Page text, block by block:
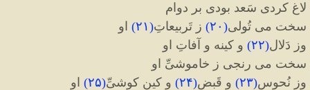
لاغ کردی سَعد بودی بر دوام
سخت می تُولی( ۲۰) ز تَربیعاتِ(۲۱) او
وز دَلال(۲۲) و کینه و آفاتِ او
سخت می رنجی ز خاموشیِّ او
وز نُحوس(۲۳) و قَبض(۲۴) و کین کوشیِّ(۲۵) او